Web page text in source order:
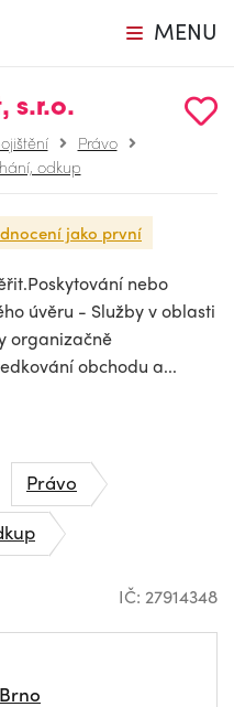
MENU
s.r.o.
Právo
odkup
jako první
nebo
úvěru - Služby v oblasti
organizačně
obchodu a...
Právo
IČ: 27914348